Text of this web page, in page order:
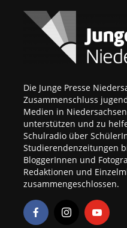
Die Junge Presse
Zusammenschluss
Medien in
unterstützen und zu
Schulradio über
Studierendenzeitungen
BloggerInnen und
Redaktionen und
zusammengeschlossen.